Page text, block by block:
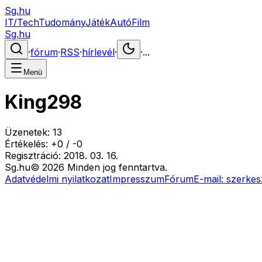
Sg.hu
IT/TechTudományJátékAutóFilm
Sg.hu
·fórum·RSS·hírlevél· ·...
Menü
King298
Üzenetek: 13
Értékelés: +0 / -0
Regisztráció: 2018. 03. 16.
Sg.hu© 2026 Minden jog fenntartva.
Adatvédelmi nyilatkozatImpresszumFórumE-mail: